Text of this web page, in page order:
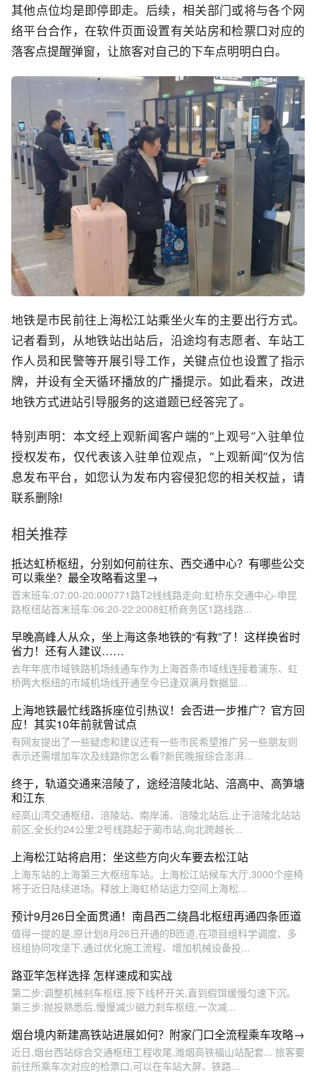
其他点位均是即停即走。后续，相关部门或将与各个网
络平台合作，在软件页面设置有关站房和检票口对应的
落客点提醒弹窗，让旅客对自己的下车点明明白白。
地铁是市民前往上海松江站乘坐火车的主要出行方式。
记者看到，从地铁站出站后，沿途均有志愿者、车站工
作人员和民警等开展引导工作，关键点位也设置了指示
牌，并设有全天循环播放的广播提示。如此看来，改进
地铁方式进站引导服务的这道题已经答完了。
特别声明：本文经上观新闻客户端的“上观号”入驻单位
授权发布，仅代表该入驻单位观点，“上观新闻”仅为信
息发布平台，如您认为发布内容侵犯您的相关权益，请
联系删除!
相关推荐
抵达虹桥枢纽，分别如何前往东、西交通中心？有哪些公交
可以乘坐？最全攻略看这里→
首末班车:07:00-20:000771路T2线线路走向:虹桥东交通中心-申昆
路枢纽站首末班车:06:20-22:2008虹桥商务区1路线路...
早晚高峰人从众，坐上海这条地铁的“有救”了！这样换省时
省力！还有人建议……
去年年底市域铁路机场线通车作为上海首条市域线连接着浦东、虹
桥两大枢纽的市域机场线开通至今已逢双满月数据显...
上海地铁最忙线路拆座位引热议！会否进一步推广？官方回
应！其实10年前就曾试点
有网友提出了一些疑虑和建议还有一些市民希望推广另一些朋友则
表示还需增加车次及线路你怎么看?新民晚报综合澎湃...
终于，轨道交通来涪陵了，途经涪陵北站、涪高中、高笋塘
和江东
经高山湾交通枢纽、涪陵站、南岸浦、涪陵北站后,止于涪陵北站站
前区,全长约24公里;2号线路起于蔺市站,向北跨越长...
上海松江站将启用：坐这些方向火车要去松江站
上海东站的上海第三大枢纽车站。上海松江站候车大厅,3000个座椅
将于近日陆续进场。释放上海虹桥站运力空间上海松...
预计9月26日全面贯通！南昌西二绕昌北枢纽再通四条匝道
值得一提的是,原计划8月26日开通的B匝道,在项目组科学调度、多
班组协同攻坚下,通过优化施工流程、增加机械设备投...
路亚竿怎样选择 怎样速成和实战
第二步:调整机械刹车枢纽,按下线杯开关,直到假饵缓慢匀速下沉。
第三步:抛投熟悉后,慢慢减少磁力刹车枢纽,一次减...
烟台境内新建高铁站进展如何？附家门口全流程乘车攻略→
近日,烟台西站综合交通枢纽工程收尾,潍烟高铁福山站配套... 旅客要
前往所乘车次对应的检票口,可以在车站大屏、铁路...